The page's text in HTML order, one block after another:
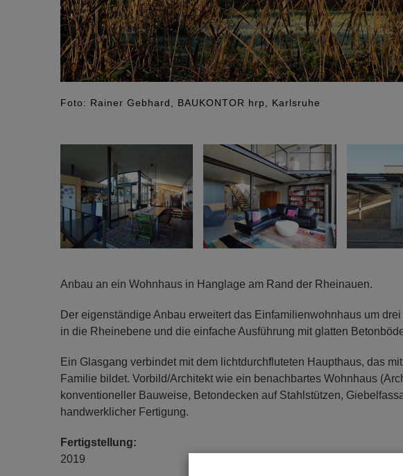
Foto: Rainer Gebhard, BAUKONTOR hrp, Karlsruhe
Anbau an ein Wohnhaus in Hanglage am Rand der Rheinauen.
Der eigenständige Anbau erweitert das Einfamilienwohnhaus um
in die Rheinebene und die einfache Ausführung mit glatten
Ein Glasgang verbindet mit dem lichtdurchfluteten Haupthaus, das
Familie bildet. Vorbild/Architekt wie ein benachbartes Wohnhaus
konventioneller Bauweise, Betondecken auf Stahlstützen,
handwerklicher Fertigung.
Fertigstellung:
2019